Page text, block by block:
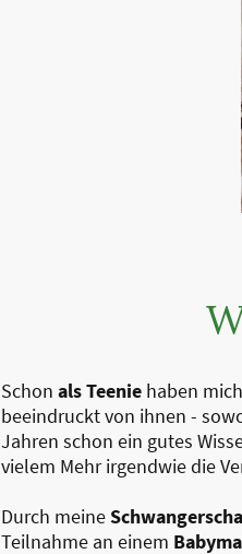
Schon alsTeenie haben
beeindruckt von ihnen -
Jahren schon ein gutes
vielem Mehr irgendwie die
Durch meine
Teilnahme an einem